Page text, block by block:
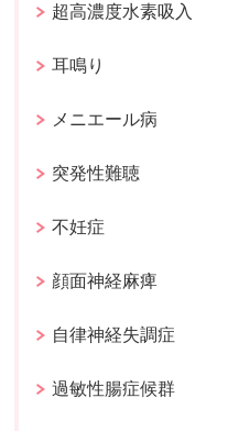
超高濃度水素吸入
耳鳴り
メニエール病
突発性難聴
不妊症
顔面神経麻痺
自律神経失調症
過敏性腸症候群